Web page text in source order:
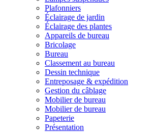
Plafonniers
Éclairage de jardin
Éclairage des plantes
Appareils de bureau
Bricolage
Bureau
Classement au bureau
Dessin technique
Entreposage & expédition
Gestion du câblage
Mobilier de bureau
Mobilier de bureau
Papeterie
Présentation